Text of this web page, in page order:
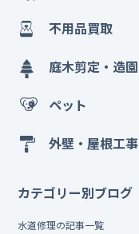
不用品買取
庭木剪定・造園
ペット
外壁・屋根工事
カテゴリー別ブログ
水道修理の記事一覧